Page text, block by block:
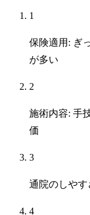
1
保険適用: ぎ
が多い
2
施術内容: 手
価
3
通院のしや
4